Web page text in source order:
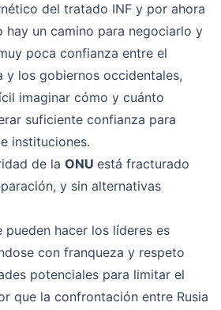
del tratado INF y por ahora
hay un camino para negociarlo y
poca confianza entre el
y los gobiernos occidentales,
imaginar cómo y cuánto
suficiente confianza para
instituciones.
de la ONU está fracturado
y sin alternativas
pueden hacer los líderes es
con franqueza y respeto
potenciales para limitar el
que la confrontación entre Rusia